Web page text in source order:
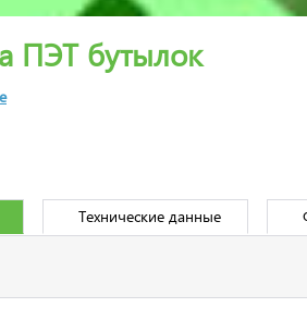
ПЭТ бутылок
Технические данные